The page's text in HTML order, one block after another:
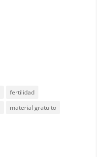
fertilidad
material gratuito